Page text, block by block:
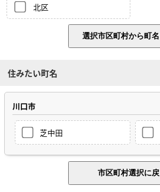
北区
住みたい町名
川口市
芝中田